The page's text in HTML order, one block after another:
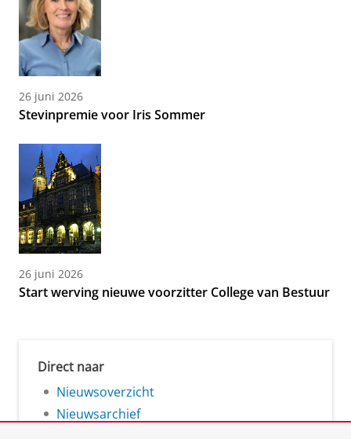
26 juni 2026
Stevinpremie voor Iris Sommer
26 juni 2026
Start werving nieuwe voorzitter College van Bestuur
Direct naar
Nieuwsoverzicht
Nieuwsarchief